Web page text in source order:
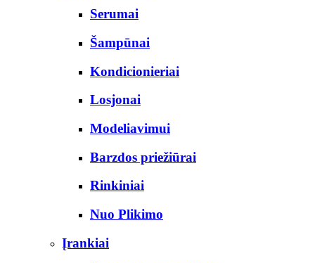
Serumai
Šampūnai
Kondicionieriai
Losjonai
Modeliavimui
Barzdos priežiūrai
Rinkiniai
Nuo Plikimo
Įrankiai